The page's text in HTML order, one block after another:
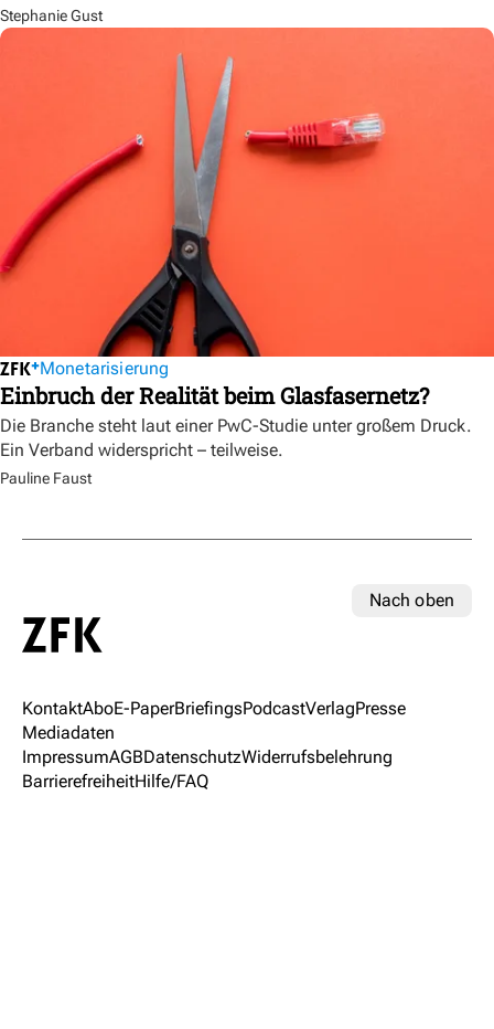
Stephanie Gust
Monetarisierung
Einbruch der Realität beim Glasfasernetz?
Die Branche steht laut einer PwC-Studie unter großem Druck.
Ein Verband widerspricht – teilweise.
Pauline Faust
Nach oben
KontaktAboE-PaperBriefingsPodcastVerlagPresse
Mediadaten
ImpressumAGBDatenschutzWiderrufsbelehrung
BarrierefreiheitHilfe/FAQ